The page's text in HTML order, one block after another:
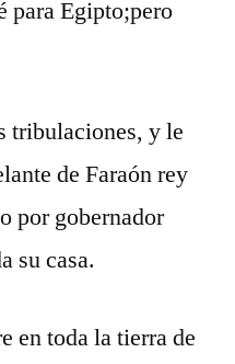
para Egipto;pero
tribulaciones, y le
de Faraón rey
por gobernador
su casa.
en toda la tierra de